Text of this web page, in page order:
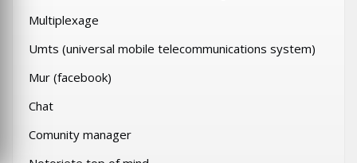
Multiplexage
Umts (universal mobile telecommunications system)
Mur (facebook)
Chat
Comunity manager